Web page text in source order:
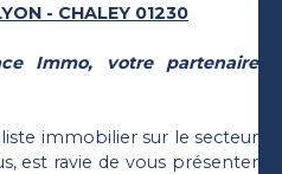
- CHALEY 01230
Immo, votre partenaire
immobilier sur le secteur
est ravie de vous présenter